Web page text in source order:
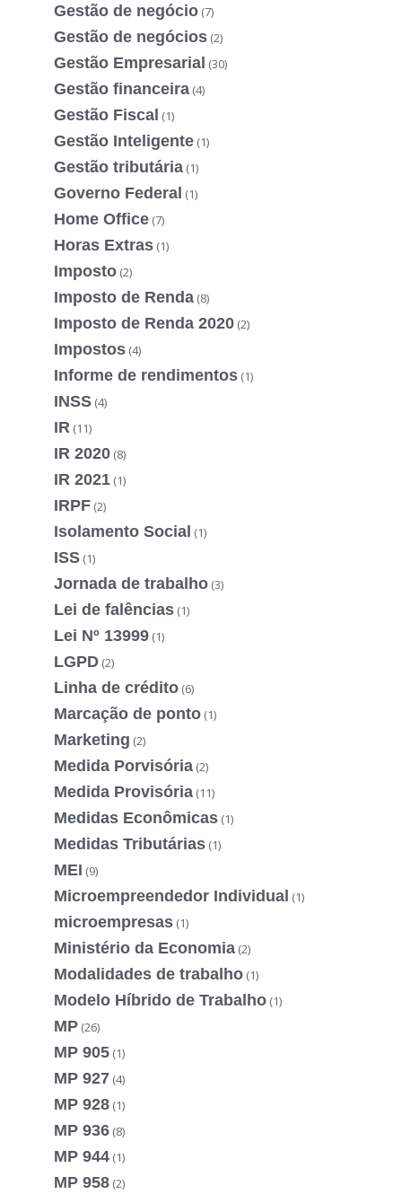
Gestão de negócio (7)
Gestão de negócios (2)
Gestão Empresarial (30)
Gestão financeira (4)
Gestão Fiscal (1)
Gestão Inteligente (1)
Gestão tributária (1)
Governo Federal (1)
Home Office (7)
Horas Extras (1)
Imposto (2)
Imposto de Renda (8)
Imposto de Renda 2020 (2)
Impostos (4)
Informe de rendimentos (1)
INSS (4)
IR (11)
IR 2020 (8)
IR 2021 (1)
IRPF (2)
Isolamento Social (1)
ISS (1)
Jornada de trabalho (3)
Lei de falências (1)
Lei Nº 13999 (1)
LGPD (2)
Linha de crédito (6)
Marcação de ponto (1)
Marketing (2)
Medida Porvisória (2)
Medida Provisória (11)
Medidas Econômicas (1)
Medidas Tributárias (1)
MEI (9)
Microempreendedor Individual (1)
microempresas (1)
Ministério da Economia (2)
Modalidades de trabalho (1)
Modelo Híbrido de Trabalho (1)
MP (26)
MP 905 (1)
MP 927 (4)
MP 928 (1)
MP 936 (8)
MP 944 (1)
MP 958 (2)